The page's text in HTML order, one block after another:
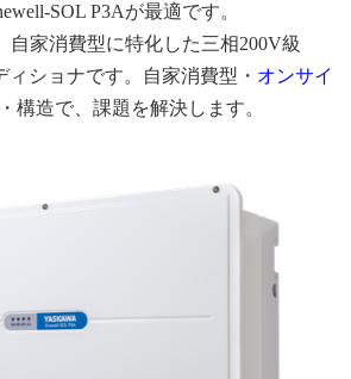
SOL P3Aが最適です。
自家消費型に特化した三相200V級
ィショナです。自家消費型・ オンサイ
構造で、課題を解決します。